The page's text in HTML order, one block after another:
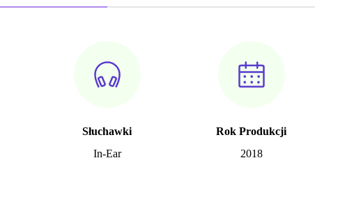
Słuchawki
In-Ear
Rok Produkcji
2018